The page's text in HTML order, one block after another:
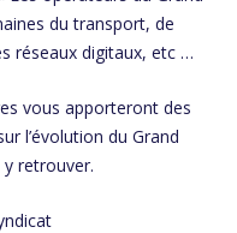
du transport, de
réseaux digitaux, etc …
vous apporteront des
l’évolution du Grand
retrouver.